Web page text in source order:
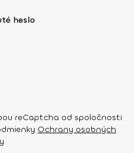
heslo
reCaptcha od spoločnosti
Ochrany osobných